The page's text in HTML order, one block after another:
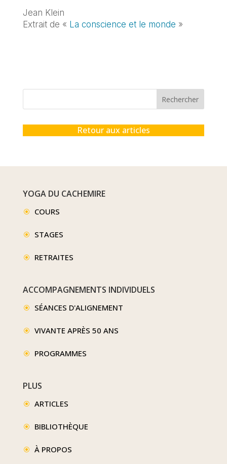
Jean Klein
Extrait de « La conscience et le monde »
Rechercher
Retour aux articles
YOGA DU CACHEMIRE
\ COURS
\ STAGES
\ RETRAITES
ACCOMPAGNEMENTS INDIVIDUELS
\ SÉANCES D'ALIGNEMENT
\ VIVANTE APRÈS 50 ANS
\ PROGRAMMES
PLUS
\ ARTICLES
\ BIBLIOTHÈQUE
\ À PROPOS